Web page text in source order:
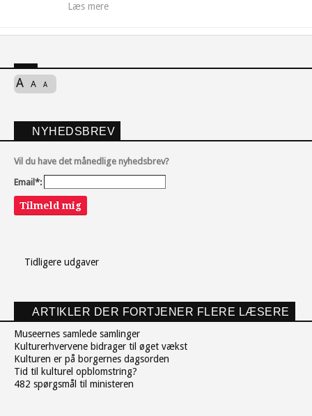
Læs mere
A A A
NYHEDSBREV
Vil du have det månedlige nyhedsbrev?
Email*:
Tilmeld mig
Tidligere udgaver
ARTIKLER DER FORTJENER FLERE LÆSERE
Museernes samlede samlinger
Kulturerhvervene bidrager til øget vækst
Kulturen er på borgernes dagsorden
Tid til kulturel opblomstring?
482 spørgsmål til ministeren